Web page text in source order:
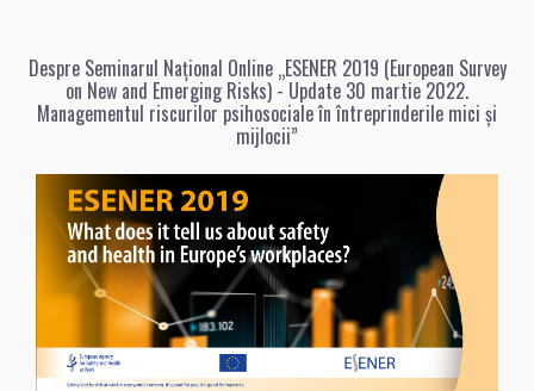
Despre Seminarul Național Online „ESENER 2019 (European Survey
on New and Emerging Risks) - Update 30 martie 2022.
Managementul riscurilor psihosociale în întreprinderile mici și
mijlocii”